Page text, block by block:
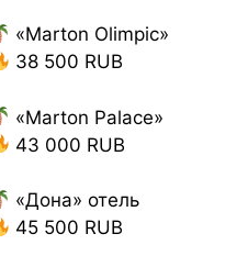
«Marton Olimpic»
38 500 RUB
«Marton Palace»
43 000 RUB
«Дона» отель
45 500 RUB